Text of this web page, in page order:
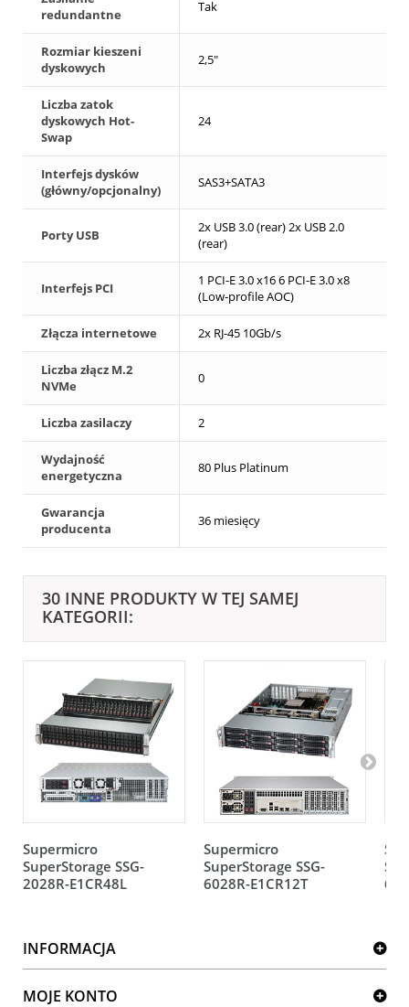
redundantne
Tak
Rozmiar kieszeni
dyskowych
2,5"
Liczba zatok
dyskowych Hot-
Swap
24
Interfejs dysków
(główny/opcjonalny)
SAS3+SATA3
Porty USB
2x USB 3.0 (rear) 2x USB 2.0
(rear)
Interfejs PCI
1 PCI-E 3.0 x16 6 PCI-E 3.0 x8
(Low-profile AOC)
Złącza internetowe 2x RJ-45 10Gb/s
Liczba złącz M.2
NVMe
0
Liczba zasilaczy 2
Wydajność
energetyczna
80 Plus Platinum
Gwarancja
producenta
36 miesięcy
30 INNE PRODUKTY W TEJ SAMEJ
KATEGORII:
Supermicro
SuperStorage SSG-
2028R-E1CR48L
Supermicro
SuperStorage SSG-
6028R-E1CR12T
INFORMACJA
MOJE KONTO